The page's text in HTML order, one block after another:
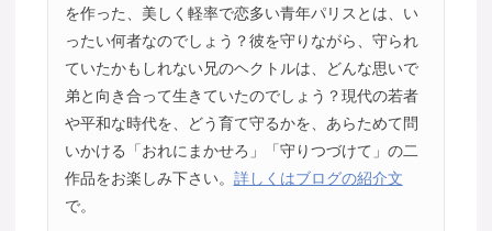
を作った、美しく軽率で恋多い青年パリスとは、い
ったい何者なのでしょう？彼を守りながら、守られ
ていたかもしれない兄のヘクトルは、どんな思いで
弟と向き合って生きていたのでしょう？現代の若者
や平和な時代を、どう育て守るかを、あらためて問
いかける「おれにまかせろ」「守りつづけて」の二
作品をお楽しみ下さい。 詳しくはブログの紹介文
で。